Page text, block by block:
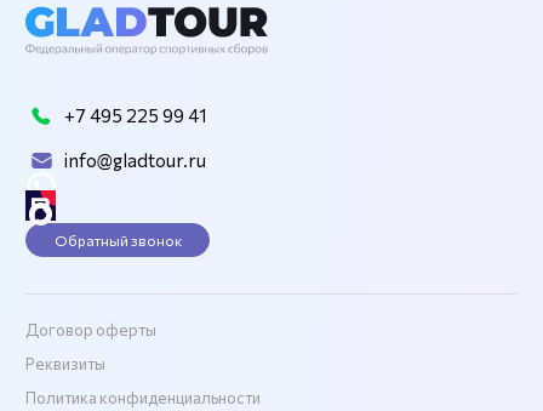
+7 495 225 99 41
info@gladtour.ru
Обратный звонок
Договор оферты
Реквизиты
Политика конфиденциальности